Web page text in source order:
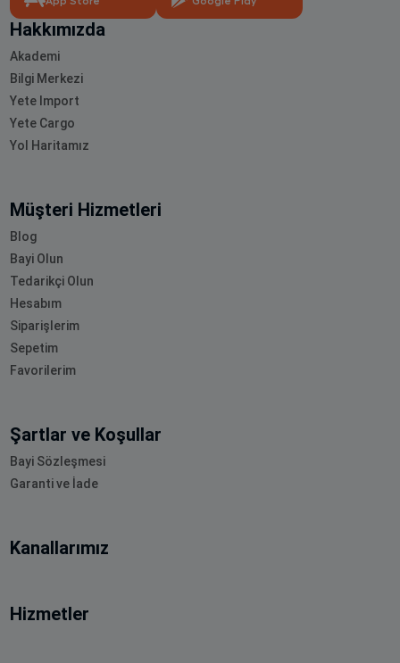
Hakkımızda
Akademi
Bilgi Merkezi
Yete Import
Yete Cargo
Yol Haritamız
Müşteri Hizmetleri
Blog
Bayi Olun
Tedarikçi Olun
Hesabım
Siparişlerim
Sepetim
Favorilerim
Şartlar ve Koşullar
Bayi Sözleşmesi
Garanti ve İade
Kanallarımız
Hizmetler